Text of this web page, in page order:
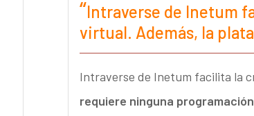
Intraverse de Inetum
virtual. Además, la
Intraverse de Inetum facilita la
requiere ninguna